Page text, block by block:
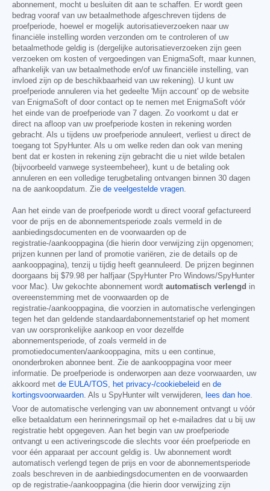
abonnement, mocht u besluiten dit aan te schaffen. Er wordt geen
bedrag vooraf van uw betaalmethode afgeschreven tijdens de
proefperiode, hoewel er mogelijk autorisatieverzoeken naar uw
financiële instelling worden verzonden om te controleren of uw
betaalmethode geldig is (dergelijke autorisatieverzoeken zijn geen
verzoeken om kosten of vergoedingen van EnigmaSoft, maar kunnen,
afhankelijk van uw betaalmethode en/of uw financiële instelling, van
invloed zijn op de beschikbaarheid van uw rekening). U kunt uw
proefperiode annuleren via het gedeelte 'Mijn account' op de website
van EnigmaSoft of door contact op te nemen met EnigmaSoft vóór
het einde van de proefperiode van 7 dagen. Zo voorkomt u dat er
direct na afloop van uw proefperiode kosten in rekening worden
gebracht. Als u tijdens uw proefperiode annuleert, verliest u direct de
toegang tot SpyHunter. Als u om welke reden dan ook van mening
bent dat er kosten in rekening zijn gebracht die u niet wilde betalen
(bijvoorbeeld vanwege systeembeheer), kunt u de betaling ook
annuleren en een volledige terugbetaling ontvangen binnen 30 dagen
na de aankoopdatum. Zie de veelgestelde vragen.
Aan het einde van de proefperiode wordt u direct vooraf gefactureerd
voor de prijs en de abonnementsperiode zoals vermeld in de
aanbiedingsdocumenten en de voorwaarden op de
registratie-/aankooppagina (die hierin door verwijzing zijn opgenomen;
prijzen kunnen per land of promotie variëren, zie de details op de
aankooppagina), tenzij u tijdig heeft geannuleerd. De prijzen beginnen
doorgaans bij $79.98 per halfjaar (SpyHunter Pro Windows/SpyHunter
voor Mac). Uw gekochte abonnement wordt automatisch verlengd in
overeenstemming met de voorwaarden op de
registratie-/aankooppagina, die voorzien in automatische verlengingen
tegen het dan geldende standaardabonnementstarief op het moment
van uw oorspronkelijke aankoop en voor dezelfde
abonnementsperiode, of zoals vermeld in de
promotiedocumenten/aankooppagina, mits u een continue,
ononderbroken abonnee bent. Zie de aankooppagina voor meer
informatie. De proefperiode is onderworpen aan deze voorwaarden, uw
akkoord met de EULA/TOS, het privacy-/cookiebeleid en de
kortingsvoorwaarden. Als u SpyHunter wilt verwijderen, lees dan hoe.
Voor de automatische verlenging van uw abonnement ontvangt u vóór
elke betaaldatum een herinneringsmail op het e-mailadres dat u bij uw
registratie hebt opgegeven. Aan het begin van uw proefperiode
ontvangt u een activeringscode die slechts voor één proefperiode en
voor één apparaat per account geldig is. Uw abonnement wordt
automatisch verlengd tegen de prijs en voor de abonnementsperiode
zoals beschreven in de aanbiedingsdocumenten en de voorwaarden
op de registratie-/aankooppagina (die hierin door verwijzing zijn